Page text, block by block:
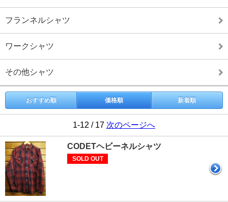
フランネルシャツ
ワークシャツ
その他シャツ
おすすめ順 価格順 新着順
1-12 / 17 次のページへ
CODETヘビーネルシャツ
SOLD OUT